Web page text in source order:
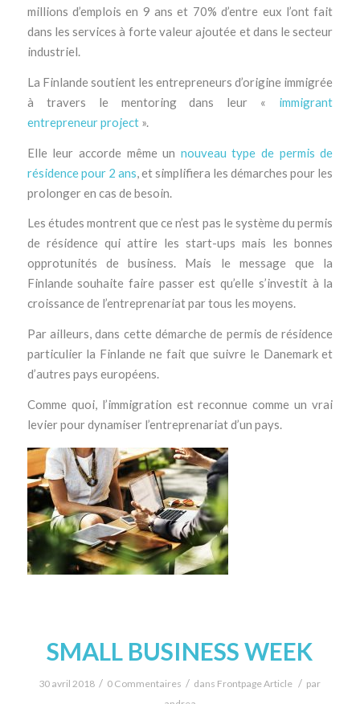
millions d’emplois en 9 ans et 70% d’entre eux l’ont fait
dans les services à forte valeur ajoutée et dans le secteur
industriel.
La Finlande soutient les entrepreneurs d’origine immigrée
à travers le mentoring dans leur « immigrant
entrepreneur project».
Elle leur accorde même un nouveau type de permis de
résidence pour 2 ans , et simplifiera les démarches pour les
prolonger en cas de besoin.
Les études montrent que ce n’est pas le système du permis
de résidence qui attire les start-ups mais les bonnes
opprotunités de business. Mais le message que la
Finlande souhaite faire passer est qu’elle s’investit à la
croissance de l’entreprenariat par tous les moyens.
Par ailleurs, dans cette démarche de permis de résidence
particulier la Finlande ne fait que suivre le Danemark et
d’autres pays européens.
Comme quoi, l’immigration est reconnue comme un vrai
levier pour dynamiser l’entreprenariat d’un pays.
SMALL BUSINESS WEEK
30 avril 2018 / 0 Commentaires / dans Frontpage Article / par